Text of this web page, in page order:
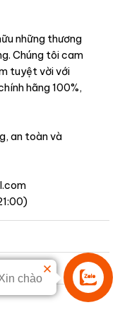
không thể thiếu son
sẽ giúp thổi hồn
bội phần, xinh đẹp
Liên hệ
chào
những thương
Chúng tôi cam
tuyệt vời với
hãng 100%,
an toàn và